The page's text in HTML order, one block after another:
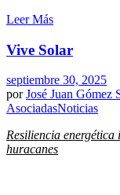
Leer Más
Vive Solar
septiembre 30, 2025
por José Juan Gómez
AsociadasNoticias
Resiliencia
huracanes